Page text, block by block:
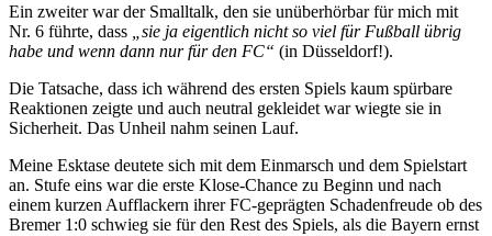
Ein zweiter war der Smalltalk, den sie unüberhörbar für mich mit
Nr. 6 führte, dass
„sie ja eigentlich nicht so viel für Fußball übrig
habe und wenn dann nur für den FC“ (in Düsseldorf!).
Die Tatsache, dass ich während des ersten Spiels kaum spürbare
Reaktionen zeigte und auch neutral gekleidet war wiegte sie in
Sicherheit. Das Unheil nahm seinen Lauf.
Meine Esktase deutete sich mit dem Einmarsch und dem Spielstart
an. Stufe eins war die erste Klose-Chance zu Beginn und nach
einem kurzen Aufflackern ihrer FC-geprägten Schadenfreude ob des
Bremer 1:0 schwieg sie für den Rest des Spiels, als die Bayern ernst